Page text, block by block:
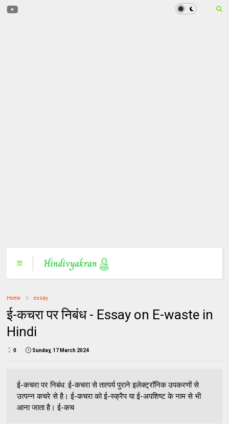
Home essay
ई-कचरा पर निबंध - Essay on E-waste in
Hindi
0 Sunday, 17 March 2024
ई-कचरा पर निबंध: ई-कचरा से तात्पर्य पुराने इलेक्ट्रॉनिक उपकरणों से
उत्पन्न कचरे से है। ई-कचरा को ई-स्क्रैप या ई-अपशिष्ट के नाम से भी
आना जाता है। ई-कच